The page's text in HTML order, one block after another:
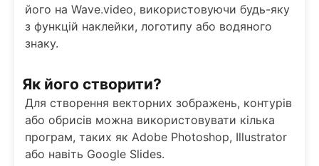
його на Wave.video, використовуючи будь-яку
з функцій наклейки, логотипу або водяного
знаку.
Як його створити?
Для створення векторних зображень, контурів
або обрисів можна використовувати кілька
програм, таких як Adobe Photoshop, Illustrator
або навіть Google Slides.